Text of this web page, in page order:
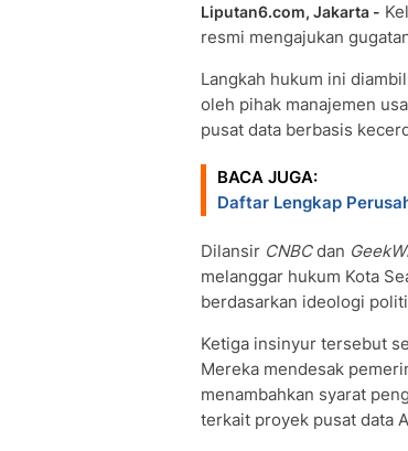
Liputan6.com, Jakarta -
resmi mengajukan
Langkah hukum ini
oleh pihak manajemen
pusat data berbasis
BACA JUGA:
Daftar Lengkap
Dilansir CNBCdan
melanggar hukum Kota
berdasarkan ideologi
Ketiga insinyur tersebut
Mereka mendesak
menambahkan syarat
terkait proyek pusat data